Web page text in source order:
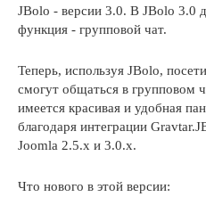
JBolo - версии 3.0. В JBolo 3.0
функция - групповой чат.
Теперь, используя JBolo,
смогут общаться в групповом
имеется красивая и удобная
благодаря интеграции
Joomla 2.5.x и 3.0.x.
Что нового в этой версии: